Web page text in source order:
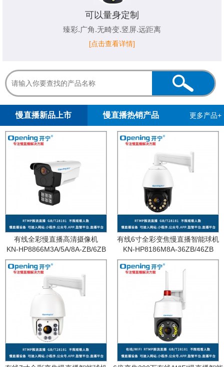
可以量身定制
臻彩.广角.无畸变.竖屏.远距离
[点击查看详情]
慢直播新品上市 慢直播热销产品 更多产品+
有线全彩慢直播高清摄像机
KN-HP8866M3A/5A/8A-ZB/6ZB
有线6寸全彩变焦慢直播智能球机
KN-HP8186M8A-36ZB/46ZB